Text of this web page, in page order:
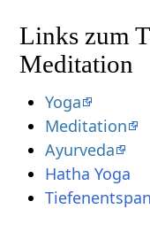
Links zum
Meditation
Yoga
Meditation
Ayurveda
Hatha Yoga